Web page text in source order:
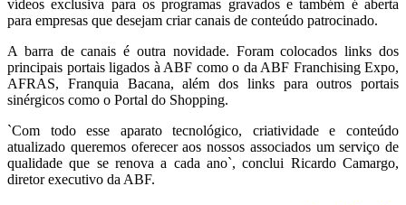
vídeos exclusiva para os programas gravados e também é aberta
para empresas que desejam criar canais de conteúdo patrocinado.
A barra de canais é outra novidade. Foram colocados links dos
principais portais ligados à ABF como o da ABF Franchising Expo,
AFRAS, Franquia Bacana, além dos links para outros portais
sinérgicos como o Portal do Shopping.
`Com todo esse aparato tecnológico, criatividade e conteúdo
atualizado queremos oferecer aos nossos associados um serviço de
qualidade que se renova a cada ano`, conclui Ricardo Camargo,
diretor executivo da ABF.